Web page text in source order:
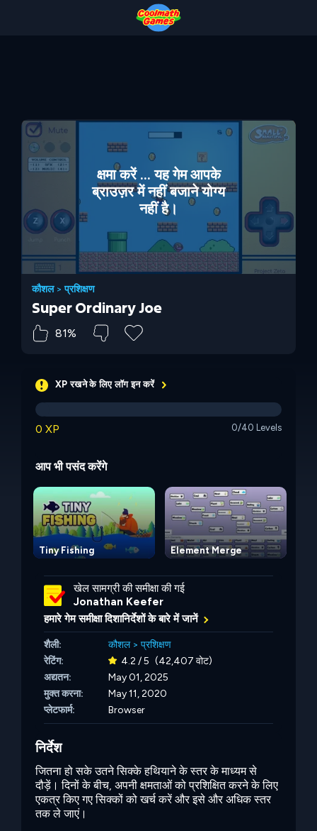
क्षमा करें ... यह गेम आपके
ब्राउज़र में नहीं बजाने योग्य
नहीं है।
कौशल>प्रशिक्षण
Super Ordinary Joe
81%
XP रखने के लिए लॉग इन करें
0 XP 0/40 Levels
आप भी पसंद करेंगे
Tiny Fishing Element Merge
खेल सामग्री की समीक्षा की गई
Jonathan Keefer
हमारे गेम समीक्षा दिशानिर्देशों के बारे में जानें
शैली: कौशल> प्रशिक्षण
रेटिंग:
4.2 / 5 (42,407 वोट)
अद्यतन:
May 01, 2025
मुक्त करना:
May 11, 2020
प्लेटफार्म:
Browser
निर्देश
जितना हो सके उतने सिक्के हथियाने के स्तर के माध्यम से
दौड़ें। दिनों के बीच, अपनी क्षमताओं को प्रशिक्षित करने के लिए
एकत्र किए गए सिक्कों को खर्च करें और इसे और अधिक स्तर
तक ले जाएं।